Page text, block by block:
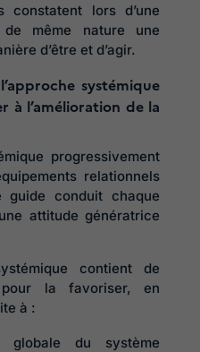
lors d’une
de même nature une
d’être et d’agir.
systémique
à l’amélioration de la
progressivement
relationnels
guide conduit chaque
attitude génératrice
contient de
pour la favoriser, en
à :
globale du système